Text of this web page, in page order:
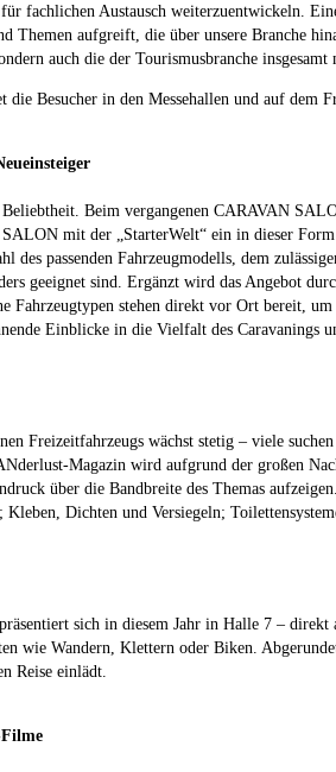
fachlichen Austausch weiterzuentwickeln.
Themen aufgreift, die über unsere Branche
auch die der Tourismusbranche insgesamt
die Besucher in den Messehallen und auf
Beim vergangenen CARAVAN
mit der „StarterWelt“ ein in dieser
des passenden Fahrzeugmodells, dem
geeignet sind. Ergänzt wird das Angebot
Fahrzeugtypen stehen direkt vor Ort bereit,
Einblicke in die Vielfalt des Caravanings
Freizeitfahrzeugs wächst stetig – viele
Magazin wird aufgrund der großen
über die Bandbreite des Themas
Dichten und Versiegeln;
sich in diesem Jahr in Halle 7 –
wie Wandern, Klettern oder Biken.
Reise einlädt.